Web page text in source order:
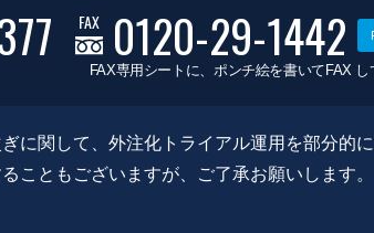
FAX 0120-29-1442
FAX専用シートに、ポンチ絵を書いてFAX
に関して、外注化トライアル運用を部分的
こともございますが、ご了承お願いします。